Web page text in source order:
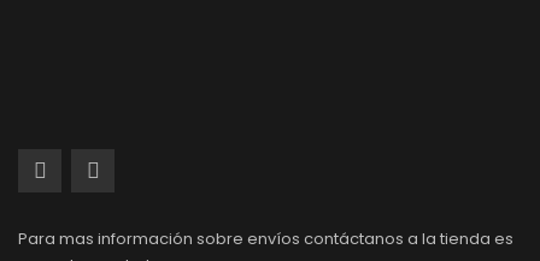
Para mas información sobre envíos contáctanos a la tienda es